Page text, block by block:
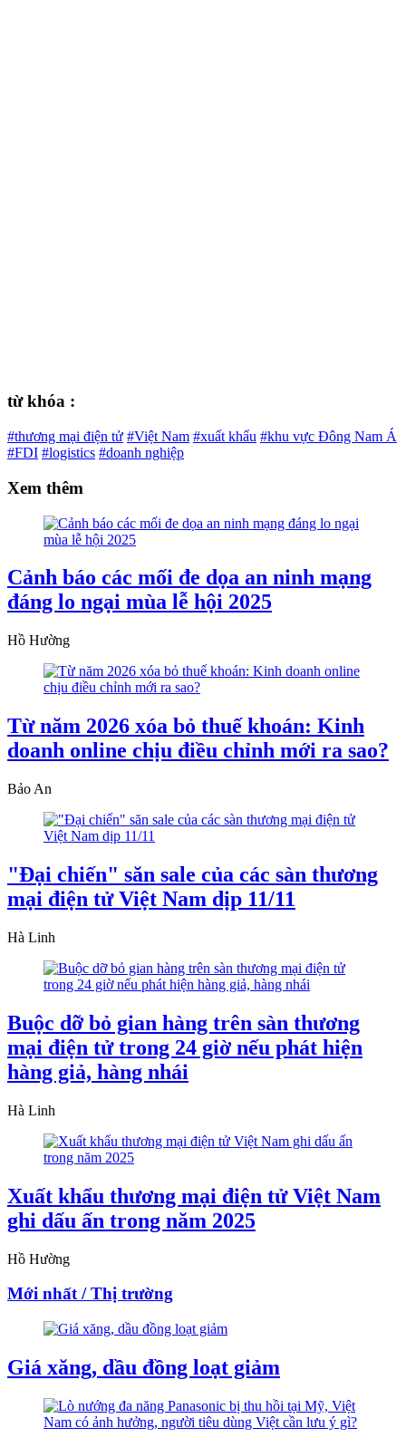
từ khóa :
#thương mại điện tử #Việt Nam #xuất khẩu #khu vực Đông Nam Á
#FDI #logistics #doanh nghiệp
Xem thêm
Cảnh báo các mối đe dọa an ninh mạng
đáng lo ngại mùa lễ hội 2025
Hồ Hường
Từ năm 2026 xóa bỏ thuế khoán: Kinh
doanh online chịu điều chỉnh mới ra sao?
Bảo An
"Đại chiến" săn sale của các sàn thương
mại điện tử Việt Nam dịp 11/11
Hà Linh
Buộc dỡ bỏ gian hàng trên sàn thương
mại điện tử trong 24 giờ nếu phát hiện
hàng giả, hàng nhái
Hà Linh
Xuất khẩu thương mại điện tử Việt Nam
ghi dấu ấn trong năm 2025
Hồ Hường
Mới nhất / Thị trường
Giá xăng, dầu đồng loạt giảm